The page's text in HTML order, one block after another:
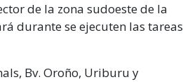
de la zona sudoeste de la
durante se ejecuten las tareas
Bv. Oroño, Uriburu y